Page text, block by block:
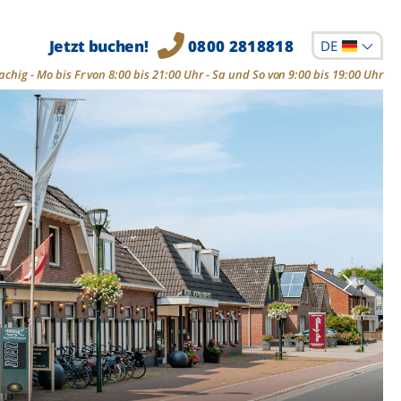
Jetzt buchen! 0800 2818818 DE
- Mo bis Fr von 8:00 bis 21:00 Uhr - Sa und So von 9:00 bis 19:00 Uhr